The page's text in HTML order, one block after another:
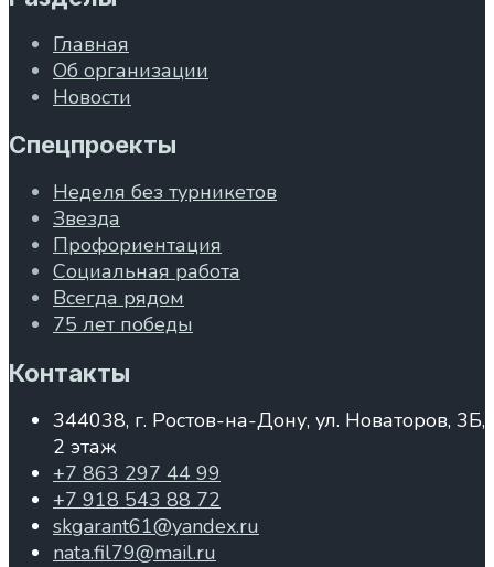
Главная
Об организации
Новости
Спецпроекты
Неделя без турникетов
Звезда
Профориентация
Социальная работа
Всегда рядом
75 лет победы
Контакты
344038, г. Ростов-на-Дону, ул. Новаторов, 3Б,
2 этаж
+7 863 297 44 99
+7 918 543 88 72
skgarant61@yandex.ru
nata.fil79@mail.ru